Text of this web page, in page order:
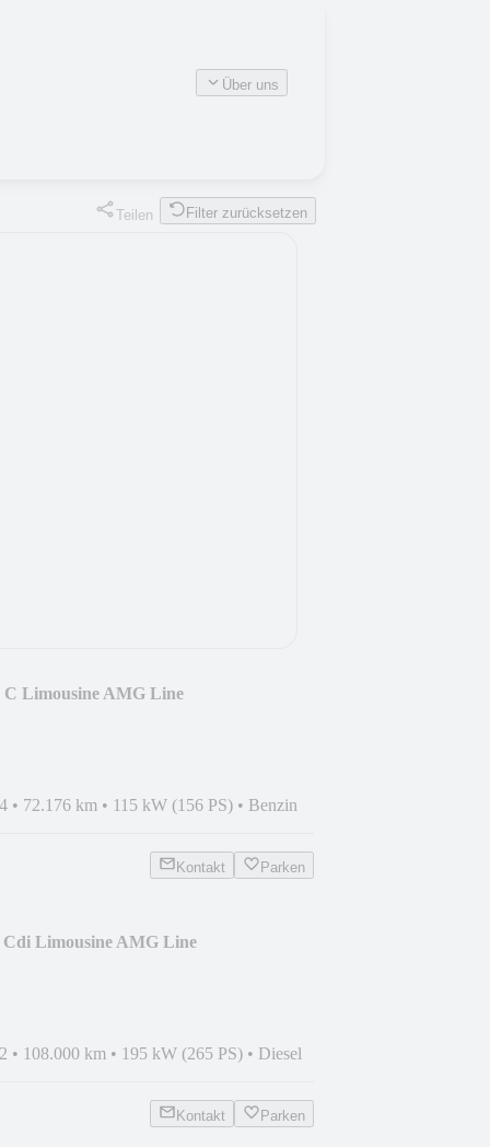
Über uns
Teilen Filter zurücksetzen
C Limousine AMG Line
• 72.176 km • 115 kW (156 PS) • Benzin
Kontakt Parken
Cdi Limousine AMG Line
• 108.000 km • 195 kW (265 PS) • Diesel
Kontakt Parken